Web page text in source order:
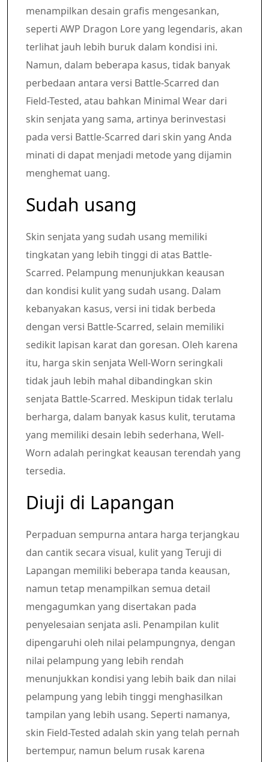
menampilkan desain grafis mengesankan,
seperti AWP Dragon Lore yang legendaris, akan
terlihat jauh lebih buruk dalam kondisi ini.
Namun, dalam beberapa kasus, tidak banyak
perbedaan antara versi Battle-Scarred dan
Field-Tested, atau bahkan Minimal Wear dari
skin senjata yang sama, artinya berinvestasi
pada versi Battle-Scarred dari skin yang Anda
minati di dapat menjadi metode yang dijamin
menghemat uang.
Sudah usang
Skin senjata yang sudah usang memiliki
tingkatan yang lebih tinggi di atas Battle-
Scarred. Pelampung menunjukkan keausan
dan kondisi kulit yang sudah usang. Dalam
kebanyakan kasus, versi ini tidak berbeda
dengan versi Battle-Scarred, selain memiliki
sedikit lapisan karat dan goresan. Oleh karena
itu, harga skin senjata Well-Worn seringkali
tidak jauh lebih mahal dibandingkan skin
senjata Battle-Scarred. Meskipun tidak terlalu
berharga, dalam banyak kasus kulit, terutama
yang memiliki desain lebih sederhana, Well-
Worn adalah peringkat keausan terendah yang
tersedia.
Diuji di Lapangan
Perpaduan sempurna antara harga terjangkau
dan cantik secara visual, kulit yang Teruji di
Lapangan memiliki beberapa tanda keausan,
namun tetap menampilkan semua detail
mengagumkan yang disertakan pada
penyelesaian senjata asli. Penampilan kulit
dipengaruhi oleh nilai pelampungnya, dengan
nilai pelampung yang lebih rendah
menunjukkan kondisi yang lebih baik dan nilai
pelampung yang lebih tinggi menghasilkan
tampilan yang lebih usang. Seperti namanya,
skin Field-Tested adalah skin yang telah pernah
bertempur, namun belum rusak karena